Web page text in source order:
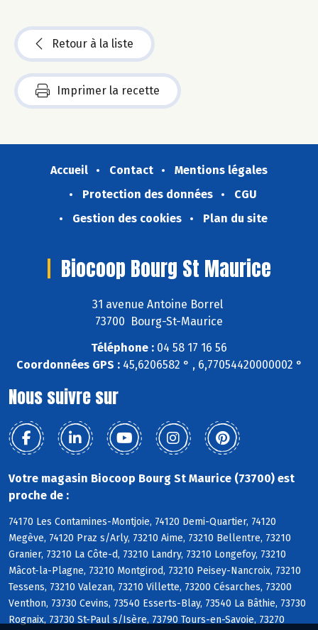
Retour à la liste
Imprimer la recette
Accueil Contact
Mentions légales
Protection des données
CGU
Gestion des cookies
Plan du site
Biocoop Bourg St Maurice
31 avenue Antoine Borrel
73700 Bourg-St-Maurice
Téléphone : 04 58 17 16 56
Coordonnées GPS :45,6206582 ° , 6,77054420000002 °
Nous suivre sur
Votre magasin Biocoop Bourg St Maurice (73700) est
proche de :
74170 Les Contamines-Montjoie, 74120 Demi-Quartier, 74120
Megève, 74120 Praz s/Arly, 73210 Aime, 73210 Bellentre, 73210
Granier, 73210 La Côte-d, 73210 Landry, 73210 Longefoy, 73210
Mâcot-la-Plagne, 73210 Montgirod, 73210 Peisey-Nancroix, 73210
Tessens, 73210 Valezan, 73210 Villette, 73200 Césarches, 73200
Venthon, 73730 Cevins, 73540 Esserts-Blay, 73540 La Bâthie, 73730
Rognaix, 73730 St-Paul s/Isère, 73790 Tours-en-Savoie, 73270